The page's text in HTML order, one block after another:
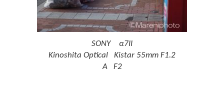
SONY α7II
Kinoshita Optical Kistar 55mm F1.2
A F2